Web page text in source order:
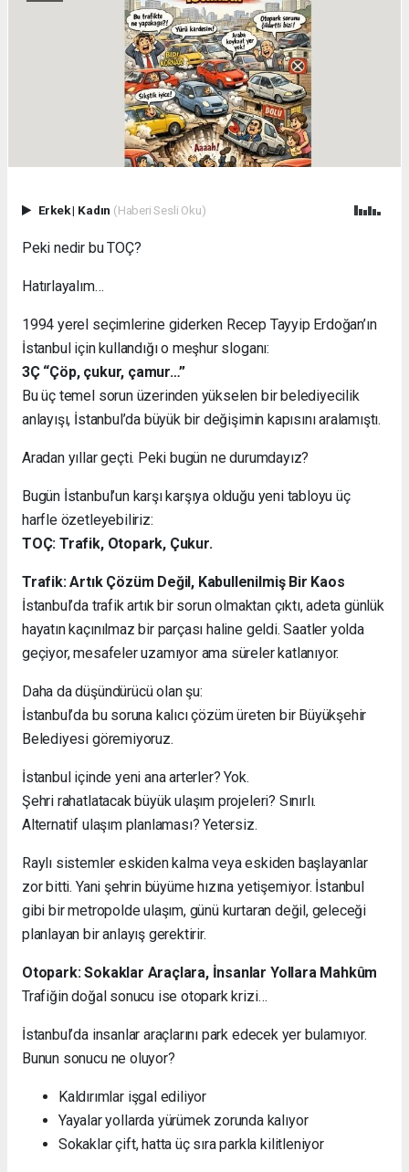
Erkek| Kadın (Haberi Sesli Oku)
Peki nedir bu TOÇ?
Hatırlayalım…
1994 yerel seçimlerine giderken Recep Tayyip Erdoğan’ın
İstanbul için kullandığı o meşhur sloganı:
3Ç “Çöp, çukur, çamur…”
Bu üç temel sorun üzerinden yükselen bir belediyecilik
anlayışı, İstanbul’da büyük bir değişimin kapısını aralamıştı.
Aradan yıllar geçti. Peki bugün ne durumdayız?
Bugün İstanbul’un karşı karşıya olduğu yeni tabloyu üç
harfle özetleyebiliriz:
TOÇ: Trafik, Otopark, Çukur.
Trafik: Artık Çözüm Değil, Kabullenilmiş Bir Kaos
İstanbul’da trafik artık bir sorun olmaktan çıktı, adeta günlük
hayatın kaçınılmaz bir parçası haline geldi. Saatler yolda
geçiyor, mesafeler uzamıyor ama süreler katlanıyor.
Daha da düşündürücü olan şu:
İstanbul’da bu soruna kalıcı çözüm üreten bir Büyükşehir
Belediyesi göremiyoruz.
İstanbul içinde yeni ana arterler? Yok.
Şehri rahatlatacak büyük ulaşım projeleri? Sınırlı.
Alternatif ulaşım planlaması? Yetersiz.
Raylı sistemler eskiden kalma veya eskiden başlayanlar
zor bitti. Yani şehrin büyüme hızına yetişemiyor. İstanbul
gibi bir metropolde ulaşım, günü kurtaran değil, geleceği
planlayan bir anlayış gerektirir.
Otopark: Sokaklar Araçlara, İnsanlar Yollara Mahkûm
Trafiğin doğal sonucu ise otopark krizi…
İstanbul’da insanlar araçlarını park edecek yer bulamıyor.
Bunun sonucu ne oluyor?
Kaldırımlar işgal ediliyor
Yayalar yollarda yürümek zorunda kalıyor
Sokaklar çift, hatta üç sıra parkla kilitleniyor